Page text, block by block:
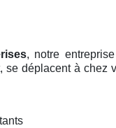
, notre
déplacent à